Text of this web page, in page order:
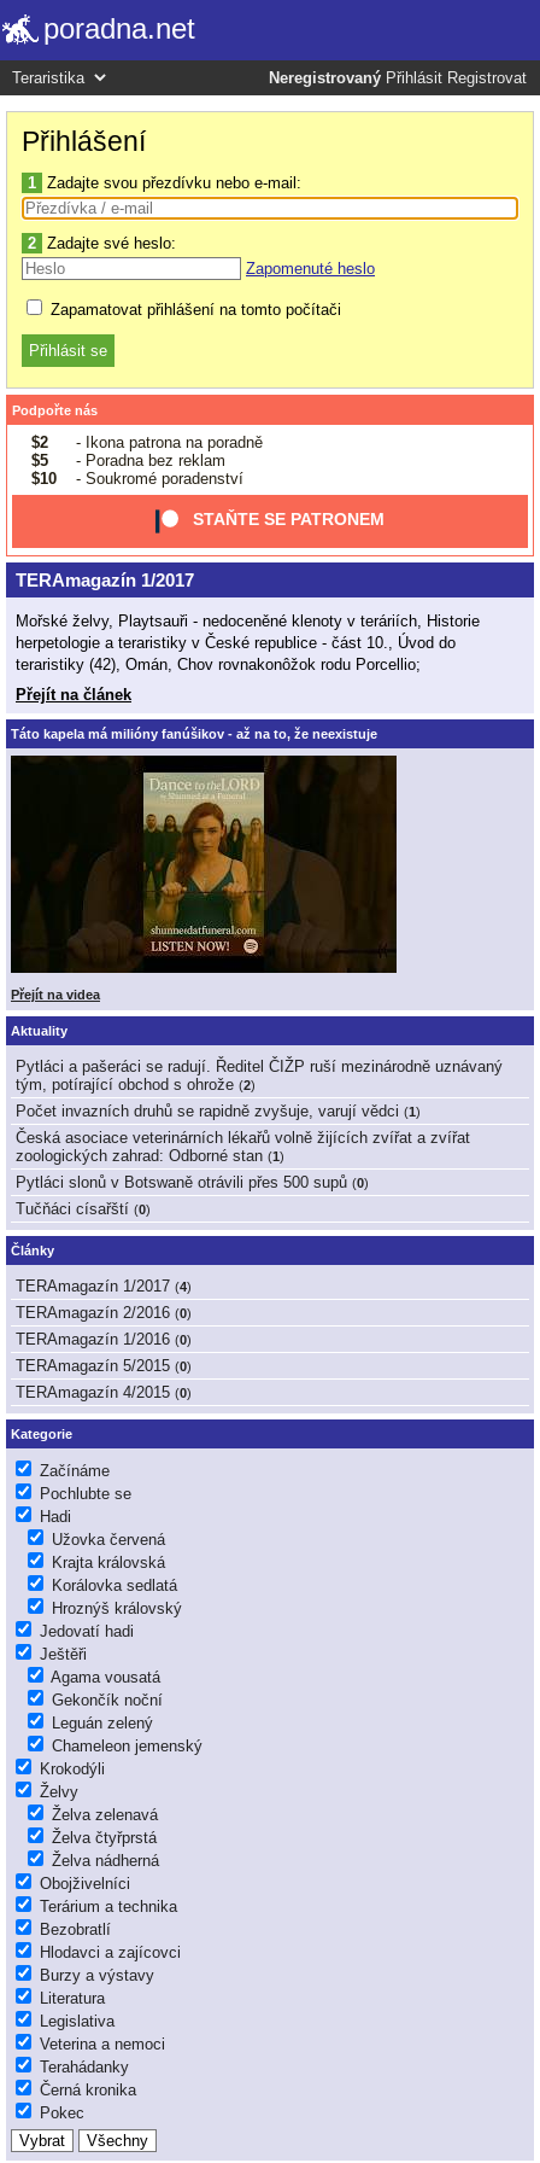
poradna.net
Neregistrovaný Přihlásit Registrovat
Přihlášení
1 Zadajte svou přezdívku nebo e-mail:
2 Zadajte své heslo:
Zapomenuté heslo
Zapamatovat přihlášení na tomto počítači
Podpořte nás
$2
- Ikona patrona na poradně
$5
- Poradna bez reklam
$10
- Soukromé poradenství
STAŇTE SE PATRONEM
TERAmagazín 1/2017
Mořské želvy, Playtsauři - nedoceněné klenoty v teráriích, Historie
herpetologie a teraristiky v České republice - část 10., Úvod do
teraristiky (42), Omán, Chov rovnakonôžok rodu Porcellio;
Přejít na článek
Táto kapela má milióny fanúšikov - až na to, že neexistuje
Přejít na videa
Aktuality
Pytláci a pašeráci se radují. Ředitel ČIŽP ruší mezinárodně uznávaný
tým, potírající obchod s ohrože (2)
Počet invazních druhů se rapidně zvyšuje, varují vědci (1)
Česká asociace veterinárních lékařů volně žijících zvířat a zvířat
zoologických zahrad: Odborné stan (1)
Pytláci slonů v Botswaně otrávili přes 500 supů (0)
Tučňáci císařští (0)
Články
TERAmagazín 1/2017 (4)
TERAmagazín 2/2016 (0)
TERAmagazín 1/2016 (0)
TERAmagazín 5/2015 (0)
TERAmagazín 4/2015 (0)
Kategorie
Začínáme
Pochlubte se
Hadi
Užovka červená
Krajta královská
Korálovka sedlatá
Hroznýš královský
Jedovatí hadi
Ještěři
Agama vousatá
Gekončík noční
Leguán zelený
Chameleon jemenský
Krokodýli
Želvy
Želva zelenavá
Želva čtyřprstá
Želva nádherná
Obojživelníci
Terárium a technika
Bezobratlí
Hlodavci a zajícovci
Burzy a výstavy
Literatura
Legislativa
Veterina a nemoci
Terahádanky
Černá kronika
Pokec